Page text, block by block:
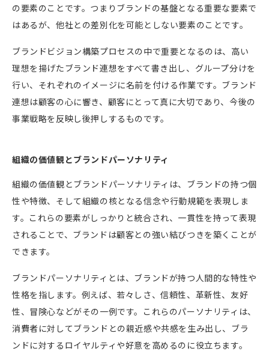
の要素のことです。つまりブランドの基盤となる重要な要素で
はあるが、他社との差別化を可能としない要素のことです。
ブランドビジョン構築プロセスの中で重要となるのは、高い
理想を揚げたブランド連想をすべて書き出し、グループ分けを
行い、それぞれのイメージに名前を付ける作業です。ブランド
連想は顧客の心に響き、顧客にとって真に大切であり、今後の
事業戦略を反映し後押しするものです。
組織の価値観とブランドパーソナリティ
組織の価値観とブランドパーソナリティは、ブランドの持つ個
性や特徴、そして組織の核となる信念や行動規範を表現しま
す。これらの要素がしっかりと統合され、一貫性を持って表現
されることで、ブランドは顧客との強い結びつきを築くことが
できます。
ブランドパーソナリティとは、ブランドが持つ人間的な特性や
性格を指します。例えば、若々しさ、信頼性、革新性、友好
性、冒険心などがその一例です。これらのパーソナリティは、
消費者に対してブランドとの親近感や共感を生み出し、ブラ
ンドに対するロイヤルティや好意を高めるのに役立ちます。